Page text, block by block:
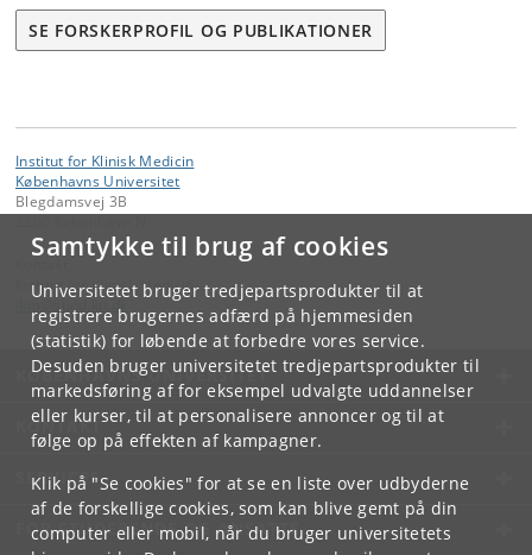
Samtykke til brug af cookies
Universitetet bruger tredjepartsprodukter til at
registrere brugernes adfærd på hjemmesiden
(statistik) for løbende at forbedre vores service.
Desuden bruger universitetet tredjepartsprodukter til
markedsføring af for eksempel udvalgte uddannelser
eller kurser, til at personalisere annoncer og til at
følge op på effekten af kampagner.
Klik på "Se cookies" for at se en liste over udbyderne
af de forskellige cookies, som kan blive gemt på din
computer eller mobil, når du bruger universitetets
SE FORSKERPROFIL OG PUBLIKATIONER
Institut for Klinisk Medicin
Københavns Universitet
Blegdamsvej 3B
Institut for Klinisk Medicin
KØBENHAVNS UNIVERSITET
KONTAKT
SERVICES
FOR STUDERENDE OG ANSATTE